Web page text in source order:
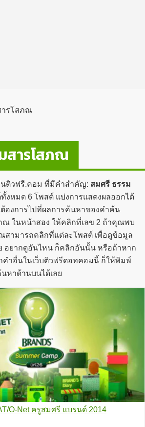
ารโสภณ
สารโสภณ
ติวฟรี.คอม ที่มีคำสำคัญ: สมศรี ธรรม
งหมด 6 โพสต์ แบ่งการแสดงผลออกได้
องการไปที่ผลการค้นหาของคำค้น
ณ ในหน้าสอง ให้คลิกที่เลข 2 ถ้าคุณพบ
สามารถคลิกที่แต่ละโพสต์ เพื่อดูข้อมูล
อยากดูอันไหน ก็คลิกอันนั้น หรือถ้าหาก
ำอื่นในเว็บติวฟรีดอทคอมนี้ ก็ให้พิมพ์
หาด้านบนได้เลย
O-Net ครูสมศรี แบรนด์ 2014